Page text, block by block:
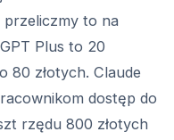
przeliczmy to na
Plus to 20
80 złotych. Claude
dostęp do
rzędu 800 złotych